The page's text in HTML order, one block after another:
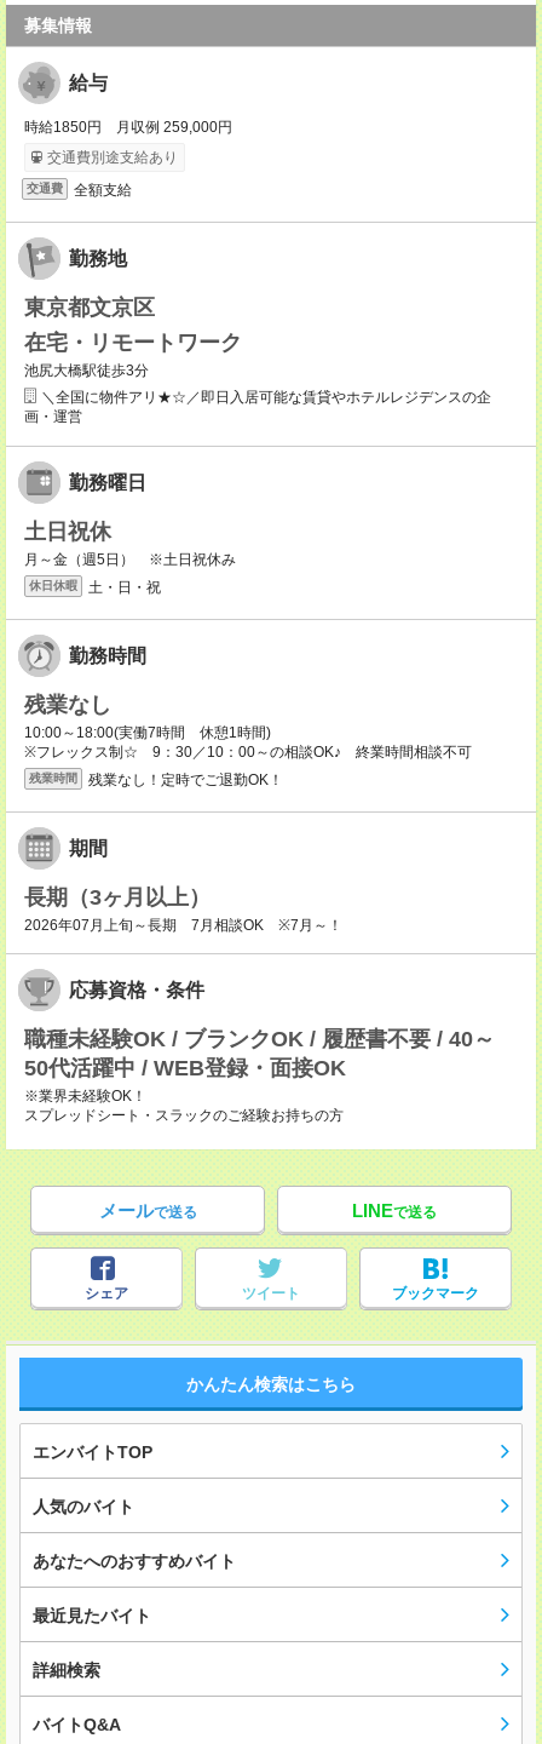
募集情報
給与
時給1850円 月収例 259,000円
交通費別途支給あり
交通費 全額支給
勤務地
東京都文京区
在宅・リモートワーク
池尻大橋駅徒歩3分
＼全国に物件アリ★☆／即日入居可能な賃貸やホテルレジデンスの企
画・運営
勤務曜日
土日祝休
月～金（週5日） ※土日祝休み
休日休暇 土・日・祝
勤務時間
残業なし
10:00～18:00(実働7時間 休憩1時間)
※フレックス制☆ 9：30／10：00～の相談OK♪ 終業時間相談不可
残業時間 残業なし！定時でご退勤OK！
期間
長期（3ヶ月以上）
2026年07月上旬～長期 7月相談OK ※7月～！
応募資格・条件
職種未経験OK / ブランクOK / 履歴書不要 / 40～
50代活躍中 / WEB登録・面接OK
※業界未経験OK！
スプレッドシート・スラックのご経験お持ちの方
メールで送る LINEで送る
シェア ツイート ブックマーク
かんたん検索はこちら
エンバイトTOP
人気のバイト
あなたへのおすすめバイト
最近見たバイト
詳細検索
バイトQ&A